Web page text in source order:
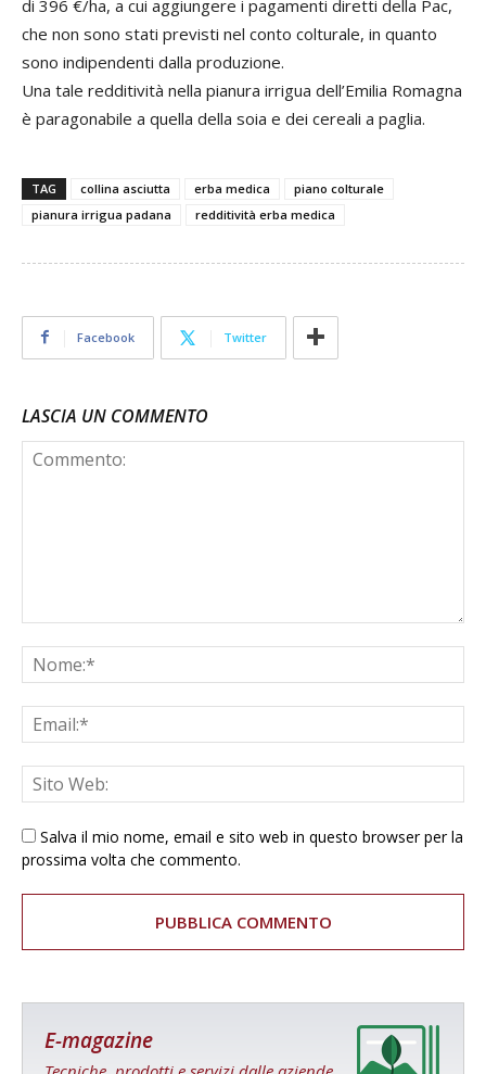
di 396 €/ha, a cui aggiungere i pagamenti diretti della Pac,
che non sono stati previsti nel conto colturale, in quanto
sono indipendenti dalla produzione.
Una tale redditività nella pianura irrigua dell’Emilia Romagna
è paragonabile a quella della soia e dei cereali a paglia.
TAG collina asciutta erba medica
piano colturale
pianura irrigua padana
redditività erba medica
Facebook Twitter
LASCIA UN COMMENTO
Salva il mio nome, email e sito web in questo browser per la
prossima volta che commento.
E-magazine